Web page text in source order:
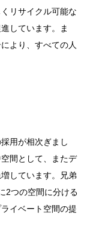
リサイクル可能な
しています。ま
より、すべての人
用が相次ぎまし
間として、またデ
しています。兄弟
2つの空間に分ける
イベート空間の提